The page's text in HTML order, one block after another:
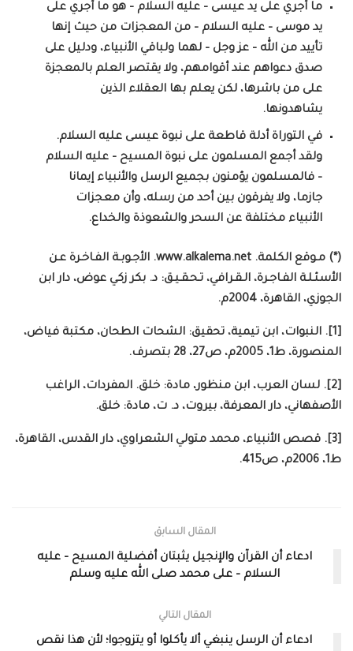
ما أجري على يد عيسى – عليه السلام – هو ما أجري على
يد موسى – عليه السلام – من المعجزات من حيث إنها
تأييد من الله – عز وجل – لهما ولباقي الأنبياء، ودليل على
صدق دعواهم عند أقوامهم، ولا يقتصر العلم بالمعجزة
على من باشرها، لكن يعلم بها العقلاء الذين
يشاهدونها.
في التوراة أدلة قاطعة على نبوة عيسى عليه السلام.
ولقد أجمع المسلمون على نبوة المسيح – عليه السلام
– فالمسلمون يؤمنون بجميع الرسل والأنبياء إيمانا
جازما، ولا يفرقون بين أحد من رسله، وأن معجزات
الأنبياء مختلفة عن السحر والشعوذة والخداع.
(*) مـوقع الكلمة. www.alkalema.net. الأجـوبـة الفـاخـرة عـن
الأسئـلـة الفـاجـرة، الـقـرافي، تـحـقـيـق: د. بكر زكي عوض، دار ابن
الجوزي، القاهرة، 2004م.
[1]. النبوات، ابن تيمية، تحقيق: الشحات الطحان، مكتبة فياض،
المنصورة، ط1، 2005م، ص27، 28 بتصرف.
[2]. لسان العرب، ابن منظور، مادة: خلق. المفردات، الراغب
الأصفهاني، دار المعرفة، بيروت، د. ت، مادة: خلق.
[3]. قصص الأنبياء، محمد متولي الشعراوي، دار القدس، القاهرة،
ط1، 2006م، ص415.
المقال السابق
ادعاء أن القرآن والإنجيل يثبتان أفضلية المسيح – عليه
السلام – على محمد صلى الله عليه وسلم
المقال التالي
ادعاء أن الرسل ينبغي ألا يأكلوا أو يتزوجوا؛ لأن هذا نقص